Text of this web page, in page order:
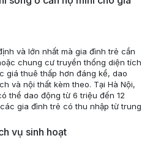
và lớn nhất mà gia đình trẻ cần
chung cư truyền thống diện tích
giá thuê thấp hơn đáng kể, dao
và nội thất kèm theo. Tại Hà Nội,
thể dao động từ 6 triệu đến 12
gia đình trẻ có thu nhập từ trung
vụ sinh hoạt